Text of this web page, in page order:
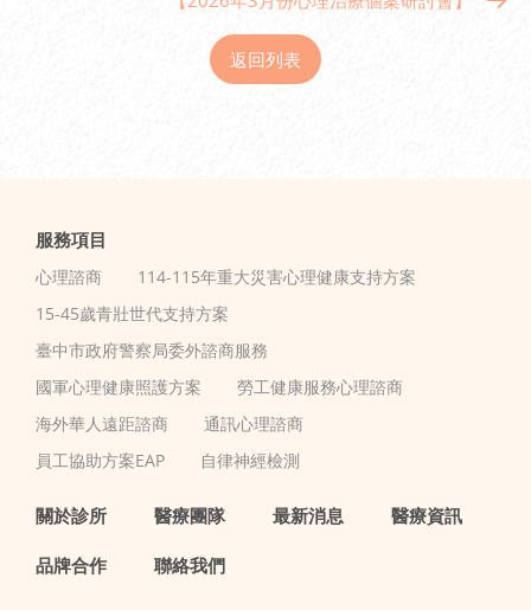
返回列表
服務項目
心理諮商
114-115年重大災害心理健康支持方案
15-45歲青壯世代支持方案
臺中市政府警察局委外諮商服務
國軍心理健康照護方案
勞工健康服務心理諮商
海外華人遠距諮商
通訊心理諮商
員工協助方案EAP
自律神經檢測
關於診所 醫療團隊 最新消息 醫療資訊
品牌合作 聯絡我們